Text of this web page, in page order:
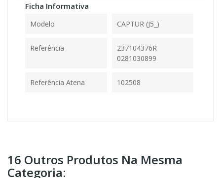
Ficha Informativa
Modelo CAPTUR (J5_)
Referência
237104376R
0281030899
Referência Atena 102508
16 Outros Produtos Na Mesma
Categoria: